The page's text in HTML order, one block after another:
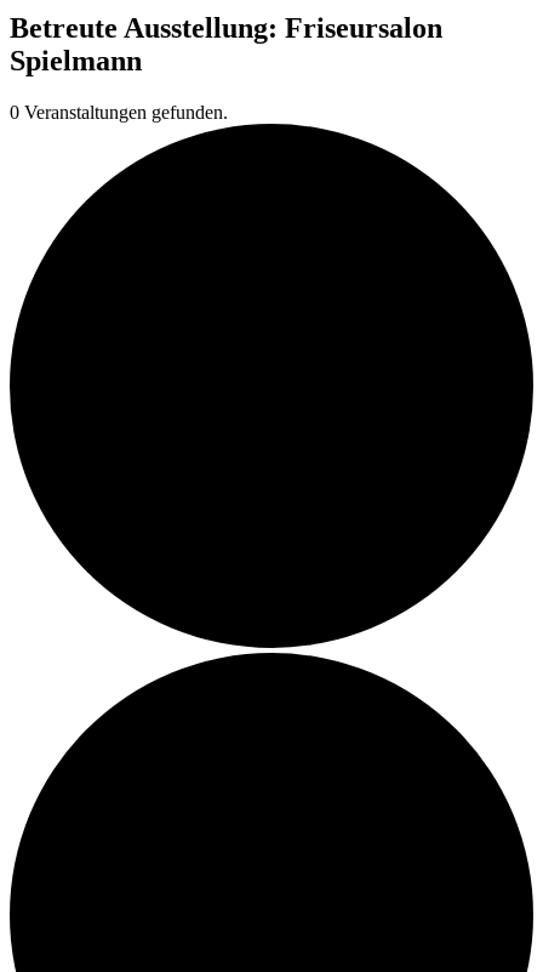
Betreute Ausstellung: Friseursalon
Spielmann
0 Veranstaltungen gefunden.